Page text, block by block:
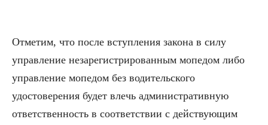
Отметим, что после вступления закона в силу
управление незарегистрированным мопедом либо
управление мопедом без водительского
удостоверения будет влечь административную
ответственность в соответствии с действующим